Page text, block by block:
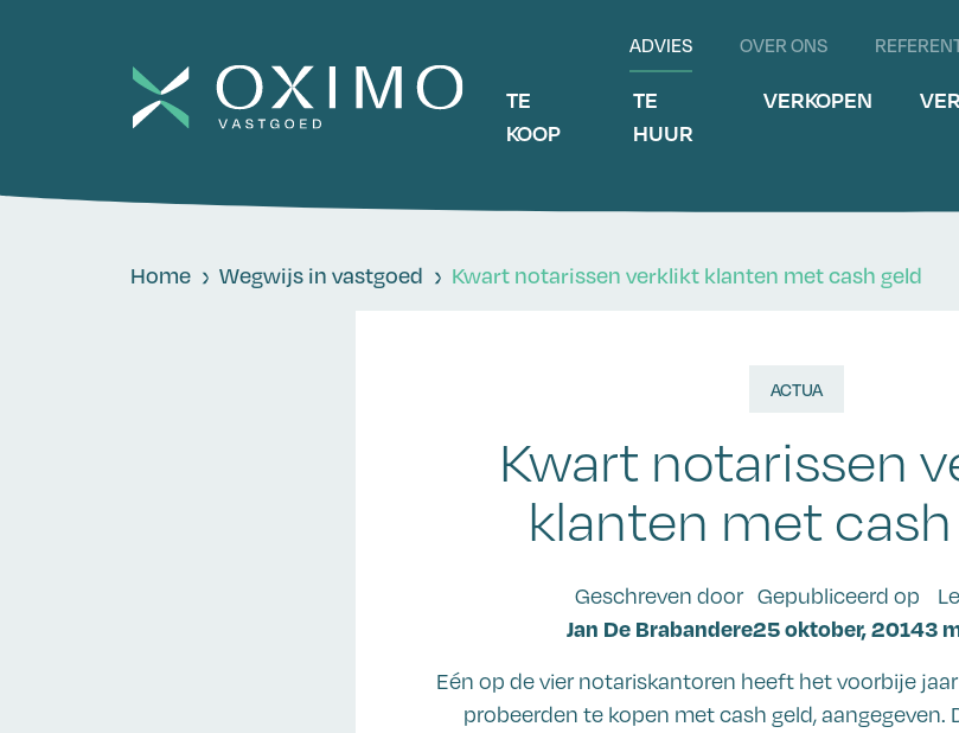
ADVIES OVER ONS
TE
KOOP
TE
HUUR
VERKOPEN
Home Wegwijs in vastgoed Kwart notarissen verklikt klanten met cash geld
ACTUA
Kwart notarissen
klanten met
Geschreven door
Jan De Brabandere
Gepubliceerd op
25 oktober, 20143
Eén op de vier notariskantoren heeft het voorbije
probeerden te kopen met cash geld, aangegeven.